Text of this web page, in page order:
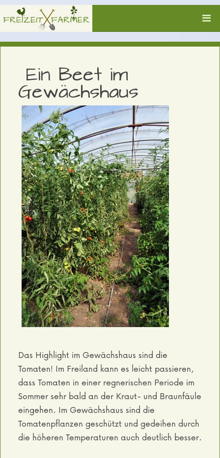
Ein Beet im
Gewächshaus
Das Highlight im Gewächshaus sind die
Tomaten! Im Freiland kann es leicht passieren,
dass Tomaten in einer regnerischen Periode im
Sommer sehr bald an der Kraut- und Braunfäule
eingehen. Im Gewächshaus sind die
Tomatenpflanzen geschützt und gedeihen durch
die höheren Temperaturen auch deutlich besser.